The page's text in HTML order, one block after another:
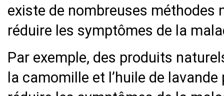
existe de nombreuses méthodes
réduire les symptômes de la
Par exemple, des produits
la camomille et l’huile de